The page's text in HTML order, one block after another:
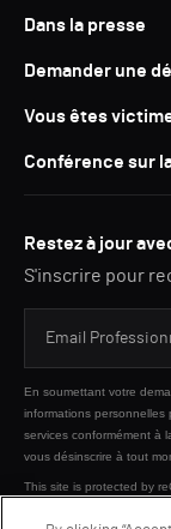
Dans la presse
Demander une
Vous êtes
Conférence sur
Restez à jour
S'inscrire pour
En soumettant votre
informations personnelles
services conformément à
vous désinscrire à tout
This site is protected by